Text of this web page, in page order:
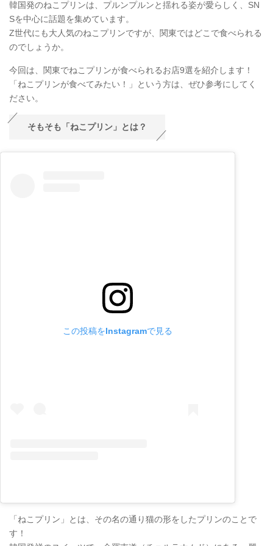
韓国発のねこプリンは、プルンプルンと揺れる姿が愛らしく、SN
Sを中心に話題を集めています。
Z世代にも大人気のねこプリンですが、関東ではどこで食べられる
のでしょうか。
今回は、関東でねこプリンが食べられるお店9選を紹介します！
「ねこプリンが食べてみたい！」という方は、ぜひ参考にしてく
ださい。
そもそも「ねこプリン」とは？
この投稿をInstagramで見る
「ねこプリン」とは、その名の通り猫の形をしたプリンのことで
す！